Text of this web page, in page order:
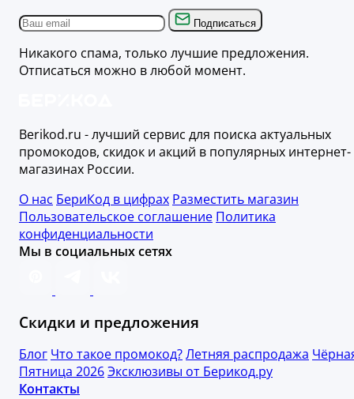
Подписаться
Никакого спама, только лучшие предложения.
Отписаться можно в любой момент.
Berikod.ru - лучший сервис для поиска актуальных
промокодов, скидок и акций в популярных интернет-
магазинах России.
О нас БериКод в цифрах Разместить магазин
Пользовательское соглашение Политика
конфиденциальности
Мы в социальных сетях
Скидки и предложения
Блог Что такое промокод?Летняя распродажа
Пятница 2026Эксклюзивы от Берикод.ру
Контакты